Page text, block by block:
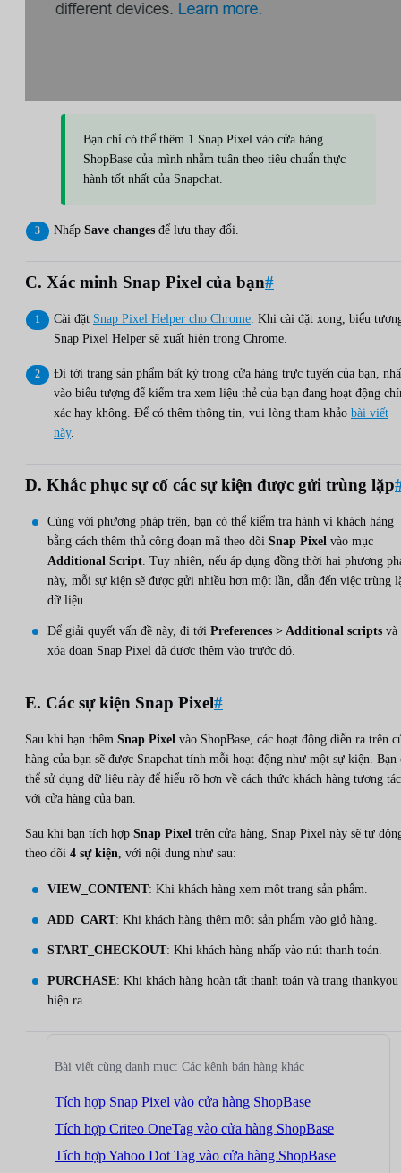
Bạn chỉ có thể thêm 1 Snap Pixel vào cửa hàng
ShopBase của mình nhằm tuân theo tiêu chuẩn thực
hành tốt nhất của Snapchat.
Nhấp Save changes để lưu thay đổi.
C. Xác minh Snap Pixel của bạn#
Cài đặt Snap Pixel Helper cho Chrome . Khi cài đặt xong, biểu
Snap Pixel Helper sẽ xuất hiện trong Chrome.
Đi tới trang sản phẩm bất kỳ trong cửa hàng trực tuyến của bạn,
vào biểu tượng để kiểm tra xem liệu thẻ của bạn đang hoạt động
xác hay không. Để có thêm thông tin, vui lòng tham khảo bài viết
này.
D. Khắc phục sự cố các sự kiện được gửi trùng lặp
Cùng với phương pháp trên, bạn có thể kiểm tra hành vi khách hàng
bằng cách thêm thủ công đoạn mã theo dõi Snap Pixel vào mục
Additional Script . Tuy nhiên, nếu áp dụng đồng thời hai phương
này, mỗi sự kiện sẽ được gửi nhiều hơn một lần, dẫn đến việc trùng
dữ liệu.
Để giải quyết vấn đề này, đi tới Preferences > Additional scripts và
xóa đoạn Snap Pixel đã được thêm vào trước đó.
E. Các sự kiện Snap Pixel#
Sau khi bạn thêm Snap Pixel vào ShopBase, các hoạt động diễn ra trên
hàng của bạn sẽ được Snapchat tính mỗi hoạt động như một sự kiện. Bạn
thể sử dụng dữ liệu này để hiểu rõ hơn về cách thức khách hàng tương tác
với cửa hàng của bạn.
Sau khi bạn tích hợp Snap Pixel trên cửa hàng, Snap Pixel này sẽ tự
theo dõi 4 sự kiện, với nội dung như sau:
VIEW_CONTENT: Khi khách hàng xem một trang sản phẩm.
ADD_CART: Khi khách hàng thêm một sản phẩm vào giỏ hàng.
START_CHECKOUT: Khi khách hàng nhấp vào nút thanh toán.
PURCHASE: Khi khách hàng hoàn tất thanh toán và trang thankyou
hiện ra.
Bài viết cùng danh mục: Các kênh bán hàng khác
Tích hợp Snap Pixel vào cửa hàng ShopBase
Tích hợp Criteo OneTag vào cửa hàng ShopBase
Tích hợp Yahoo Dot Tag vào cửa hàng ShopBase